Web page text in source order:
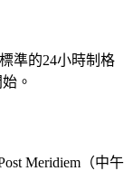
準的24小時制格
。
Meridiem（中午